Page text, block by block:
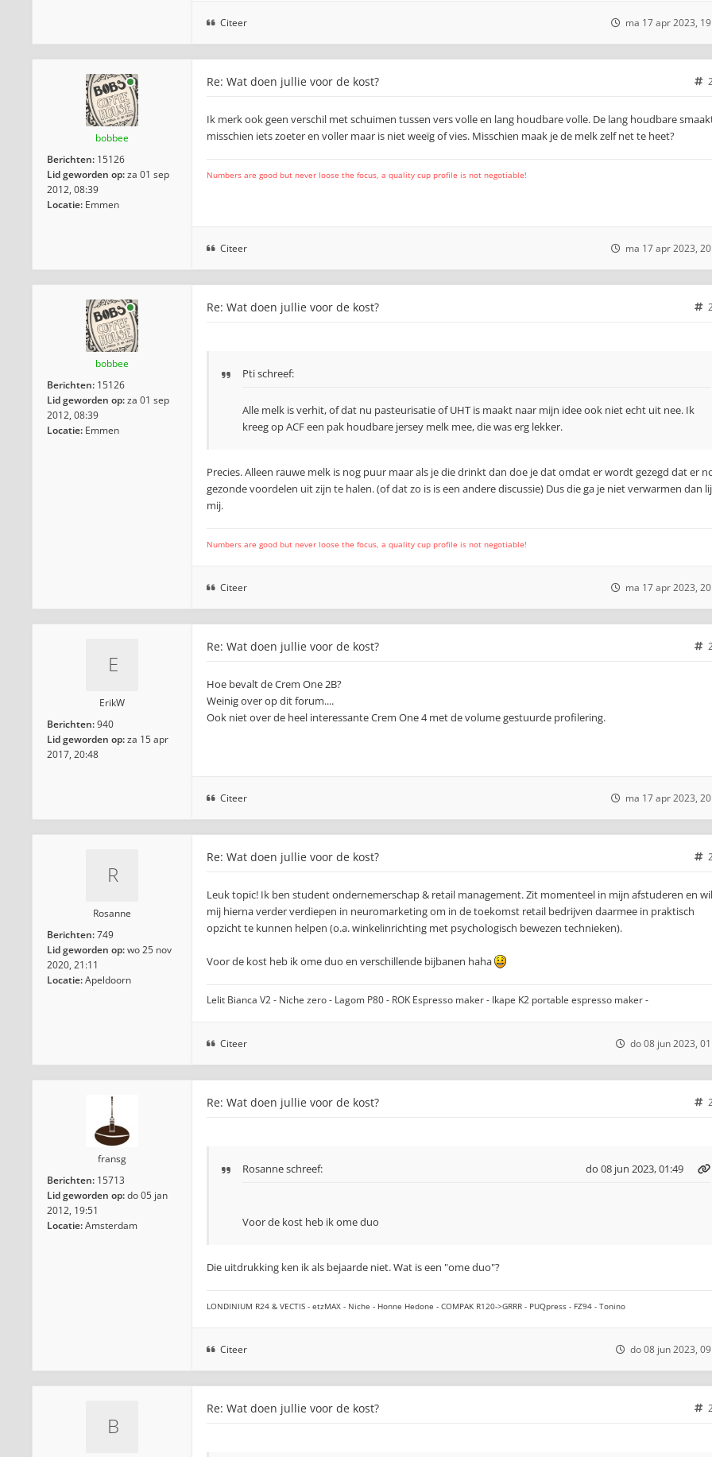
Citeer ma 17 apr 2023,
bobbee
Berichten: 15126
Lid geworden op:za 01 sep
2012, 08:39
Locatie: Emmen
Re: Wat doen jullie voor de kost?
Ik merk ook geen verschil met schuimen tussen vers volle en lang houdbare volle. De lang houdbare
misschien iets zoeter en voller maar is niet weeïg of vies. Misschien maak je de melk zelf net te heet?
Numbers are good but never loose the focus, a quality cup profile is not negotiable!
Citeer ma 17 apr 2023,
bobbee
Berichten: 15126
Lid geworden op:za 01 sep
2012, 08:39
Locatie: Emmen
Re: Wat doen jullie voor de kost?
Pti schreef:
Alle melk is verhit, of dat nu pasteurisatie of UHT is maakt naar mijn idee ook niet echt uit nee. Ik
kreeg op ACF een pak houdbare jersey melk mee, die was erg lekker.
Precies. Alleen rauwe melk is nog puur maar als je die drinkt dan doe je dat omdat er wordt gezegd dat er
gezonde voordelen uit zijn te halen. (of dat zo is is een andere discussie) Dus die ga je niet verwarmen dan
mij.
Numbers are good but never loose the focus, a quality cup profile is not negotiable!
Citeer ma 17 apr 2023,
ErikW
Berichten:940
Lid geworden op:za 15 apr
2017, 20:48
Re: Wat doen jullie voor de kost?
Hoe bevalt de Crem One 2B?
Weinig over op dit forum....
Ook niet over de heel interessante Crem One 4 met de volume gestuurde profilering.
Citeer ma 17 apr 2023,
Rosanne
Berichten:749
Lid geworden op:wo 25 nov
2020, 21:11
Locatie:Apeldoorn
Re: Wat doen jullie voor de kost?
Leuk topic! Ik ben student ondernemerschap & retail management. Zit momenteel in mijn afstuderen en wil
mij hierna verder verdiepen in neuromarketing om in de toekomst retail bedrijven daarmee in praktisch
opzicht te kunnen helpen (o.a. winkelinrichting met psychologisch bewezen technieken).
Voor de kost heb ik ome duo en verschillende bijbanen haha
Lelit Bianca V2 - Niche zero - Lagom P80 - ROK Espresso maker - Ikape K2 portable espresso maker -
Citeer do 08 jun 2023,
fransg
Berichten: 15713
Lid geworden op:do 05 jan
2012, 19:51
Locatie:Amsterdam
Re: Wat doen jullie voor de kost?
Rosanneschreef: do 08 jun 2023, 01:49
Voor de kost heb ik ome duo
Die uitdrukking ken ik als bejaarde niet. Wat is een "ome duo"?
LONDINIUM R24 & VECTIS - etzMAX - Niche - Honne Hedone - COMPAK R120->GRRR - PUQpress - FZ94 - Tonino
Citeer do 08 jun 2023,
Re: Wat doen jullie voor de kost?